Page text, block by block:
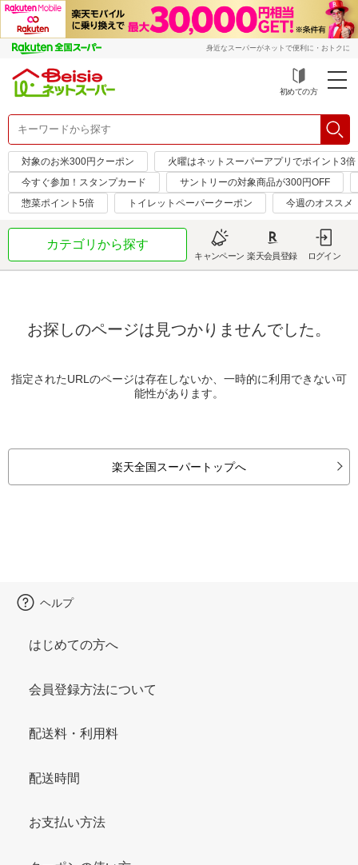
身近なスーパーがネットで便利に・おトクに
初めての方
対象のお米300円クーポン
火曜はネットスーパーアプリでポイント3倍
今すぐ参加！スタンプカード
サントリーの対象商品が300円OFF
惣菜ポイント5倍
トイレットペーパークーポン 今週のオススメ
カテゴリから探す
キャンペーン 楽天会員登録 ログイン
お探しのページは見つかりませんでした。
指定されたURLのページは存在しないか、一時的に利用できない可
能性があります。
楽天全国スーパートップへ
ヘルプ
はじめての方へ
会員登録方法について
配送料・利用料
配送時間
お支払い方法